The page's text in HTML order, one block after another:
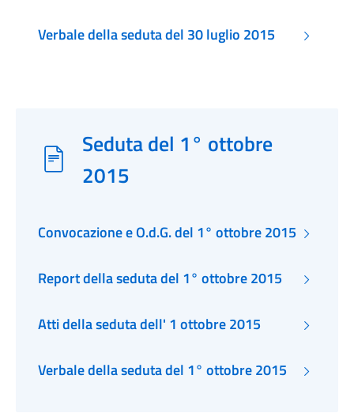
Verbale della seduta del 30 luglio 2015
Seduta del 1° ottobre
2015
Convocazione e O.d.G. del 1° ottobre 2015
Report della seduta del 1° ottobre 2015
Atti della seduta dell' 1 ottobre 2015
Verbale della seduta del 1° ottobre 2015